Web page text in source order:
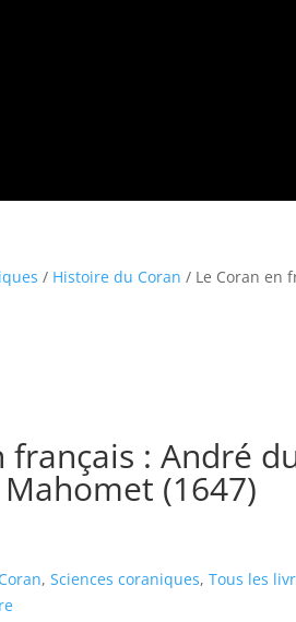
/ Histoire du Coran / Le Coran en
français : André
Mahomet (1647)
,Sciences coraniques,Tous les